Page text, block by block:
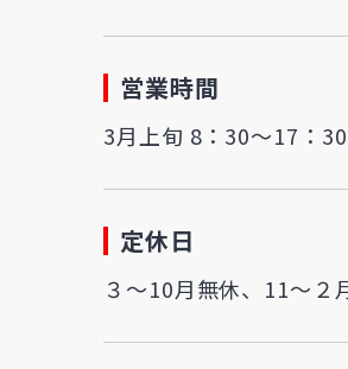
営業時間
3月上旬 8：30～17：
定休日
３～10月無休、11～２